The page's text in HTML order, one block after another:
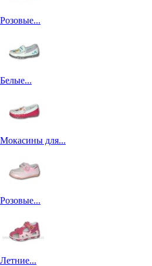
Розовые...
Белые...
Мокасины для...
Розовые...
Летние...